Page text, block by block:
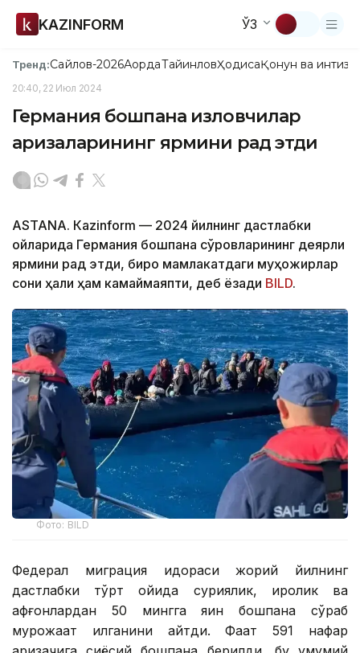
KAZINFORM ЎЗ
Тренд:Сайлов-2026АқордаТайинловҲодисаҚонун ва
20:40, 22 Июл 2024
Германия бошпана изловчилар
аризаларининг ярмини рад этди
ASTANА. Кazinform — 2024 йилнинг дастлабки
ойларида Германия бошпана сўровларининг деярли
ярмини рад этди, бироқ мамлакатдаги муҳожирлар
сони ҳали ҳам камаймаяпти, деб ёзади BILD.
Фото: BILD
Федерал миграция идораси жорий йилнинг
дастлабки тўрт ойида суриялик, ироқлик ва
афғонлардан 50 мингга яқин бошпана сўраб
мурожаат қилганини айтди. Фақат 591 нафар